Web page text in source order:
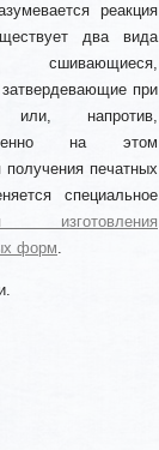
реакция
два вида
при
или, напротив,
на этом
получения печатных
специальное
изготовления
форм.